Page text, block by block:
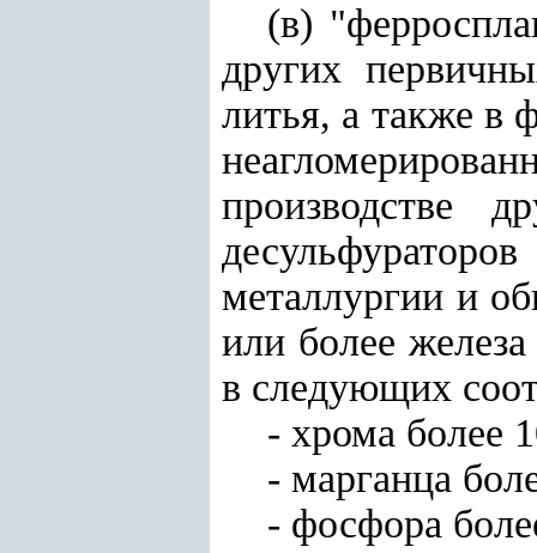
(в)
других
литья, а также в
производстве
металлургии и
или более
в следующих
- хрома более
- марганца
- фосфора